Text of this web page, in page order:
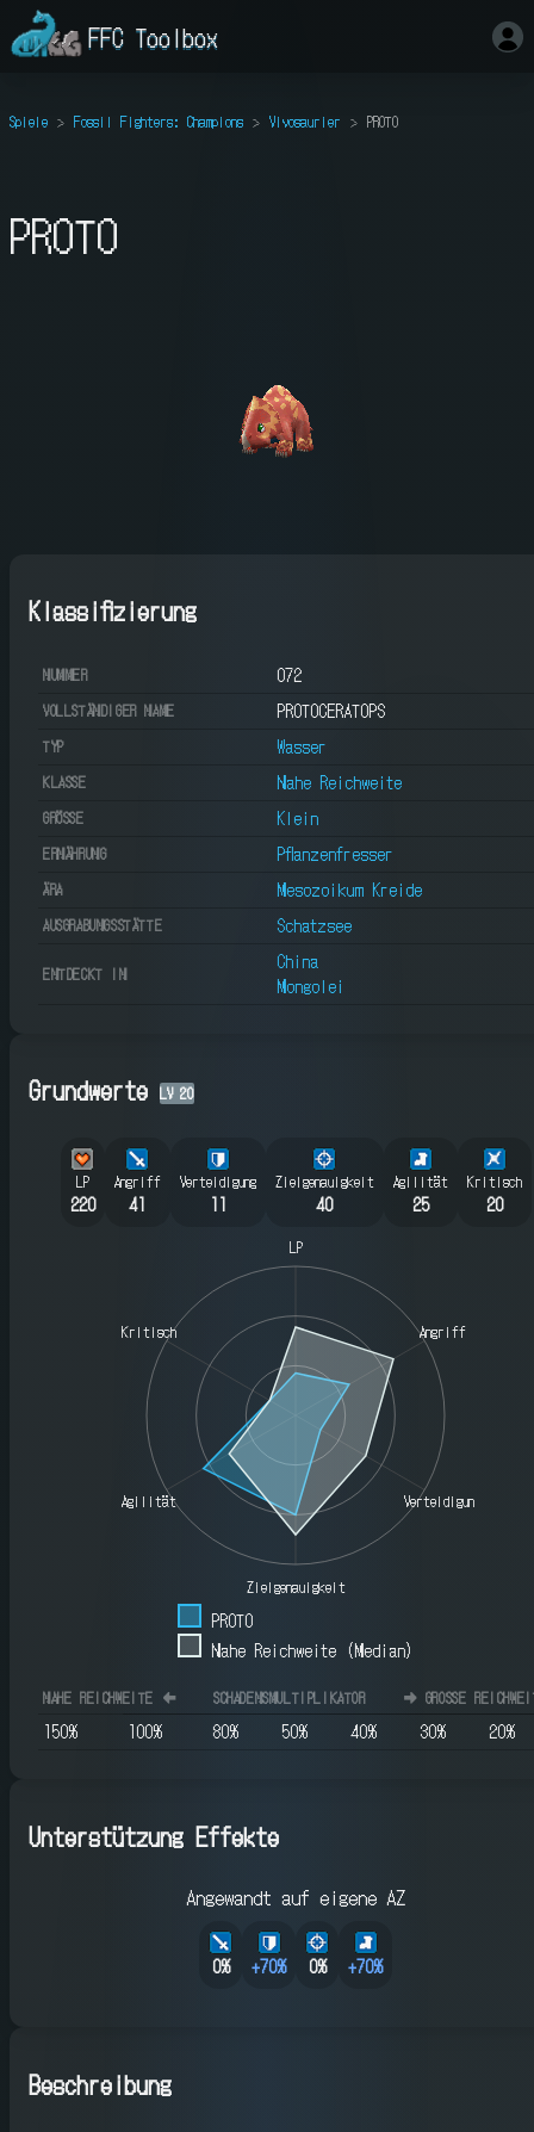
FFC Toolbox
Spiele Fossil Fighters: Champions Vivosaurier PROTO
PROTO
Klassifizierung
NUMMER 072
VOLLSTÄNDIGER NAME PROTOCERATOPS
TYP Wasser
KLASSE Nahe Reichweite
GRÖSSE Klein
ERNÄHRUNG Pflanzenfresser
ÄRA Mesozoikum Kreide
AUSGRABUNGSSTÄTTE Schatzsee
ENTDECKT IN
China
Mongolei
Grundwerte LV 20
LP
220
Angriff
41
Verteidigung
11
Zielgenauigkeit
40
Agilität
25
Kritisch
20
LP
Angriff
Verteidigung
Zielgenauigkeit
Agilität
Kritisch
PROTO
Nahe Reichweite (Median)
NAHE REICHWEITE ⬅️ SCHADENSMULTIPLIKATOR ➡️ GROSSE
150% 100% 80% 50% 40% 30% 20%
Unterstützung Effekte
Angewandt auf eigene AZ
0% +70% 0% +70%
Beschreibung